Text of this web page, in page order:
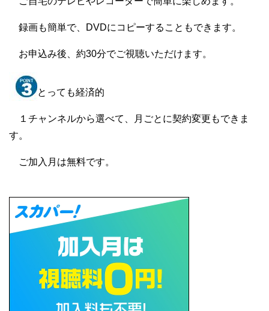
録画も簡単で、DVDにコピーすることもできます。
お申込み後、約30分でご視聴いただけます。
とっても経済的
１チャンネルから選べて、月ごとに契約変更もできま
す。
ご加入月は無料です。